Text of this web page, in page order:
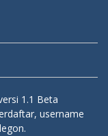
1.1 Beta
username